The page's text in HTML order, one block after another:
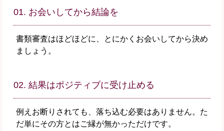
01. お会いしてから結論を
書類審査はほどほどに、とにかくお会いしてから決め
ましょう。
02. 結果はポジティブに受け止める
例えお断りされても、落ち込む必要はありません。た
だ単にその方とはご縁が無かっただけです。